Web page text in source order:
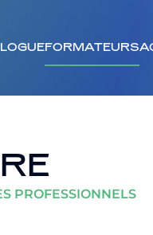
FORMATEURS
PROFESSIONNELS